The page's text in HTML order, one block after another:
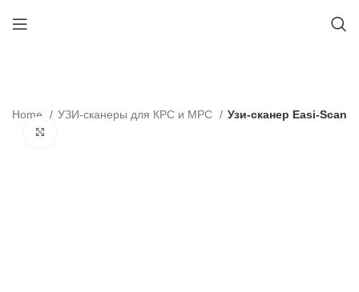
Home УЗИ-сканеры для КРС и МРС Узи-сканер Easi-Scan